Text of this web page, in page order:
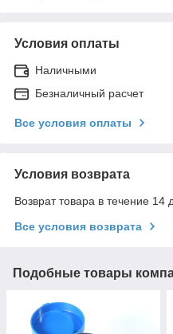
Условия оплаты
Наличными
Безналичный расчет
Все условия оплаты
Условия возврата
Возврат товара в течение 14
Все условия возврата
Подобные товары